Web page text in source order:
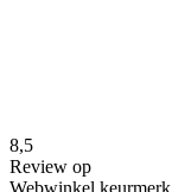
8,5
Review op
Webwinkel keurmerk